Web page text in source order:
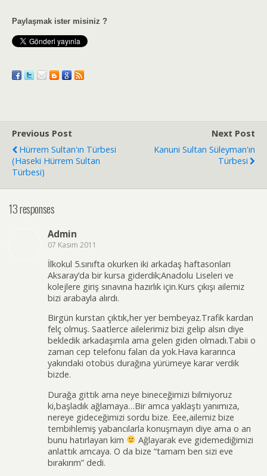
Paylaşmak ister misiniz ?
Previous Post
Hürrem Sultan'ın Türbesi
(Haseki Hürrem Sultan
Türbesi)
Next Post
Kanuni Sultan Süleyman'ın
Türbesi
13 responses
Admin
07 Kasım 2011
İlkokul 5.sınıfta okurken iki arkadaş haftasonları
Aksaray’da bir kursa giderdik;Anadolu Liseleri ve
kolejlere giriş sınavına hazırlık için.Kurs çıkışı ailemiz
bizi arabayla alırdı.
Birgün kurstan çıktık,her yer bembeyaz.Trafik kardan
felç olmuş. Saatlerce ailelerimiz bizi gelip alsın diye
bekledik arkadaşımla ama gelen giden olmadı.Tabii o
zaman cep telefonu falan da yok.Hava kararınca
yakındaki otobüs durağına yürümeye karar verdik
bizde.
Durağa gittik ama neye bineceğimizi bilmiyoruz
ki,başladık ağlamaya…Bir amca yaklaştı yanımıza,
nereye gideceğimizi sordu bize. Eee,ailemiz bize
tembihlemiş yabancılarla konuşmayın diye ama o an
bunu hatırlayan kim
Ağlayarak eve gidemediğimizi
anlattık amcaya. O da bize “tamam ben sizi eve
bırakırım” dedi.